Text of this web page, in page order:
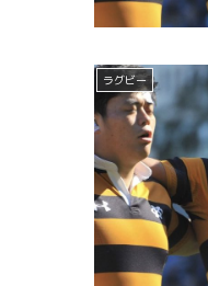
ラグビー